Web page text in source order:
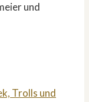
und
Trolls und